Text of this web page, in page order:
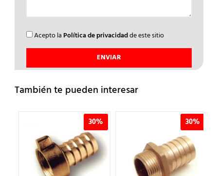
Acepto la Política de privacidadde este sitio
También te pueden interesar
30% 30%